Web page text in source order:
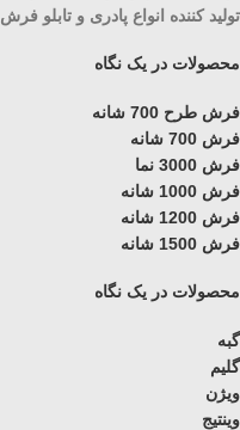
تولید کننده انواع پادری و تابلو فرش
محصولات در یک نگاه
فرش طرح 700 شانه
فرش 700 شانه
فرش 3000 نما
فرش 1000 شانه
فرش 1200 شانه
فرش 1500 شانه
محصولات در یک نگاه
گبه
گلیم
ویژن
وینتیج